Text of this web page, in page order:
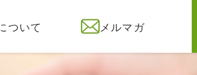
ついて メルマガ